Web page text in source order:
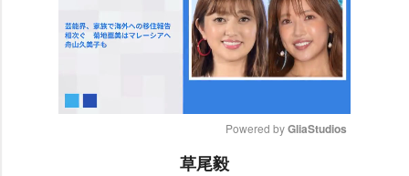
Powered by GliaStudios
草尾毅